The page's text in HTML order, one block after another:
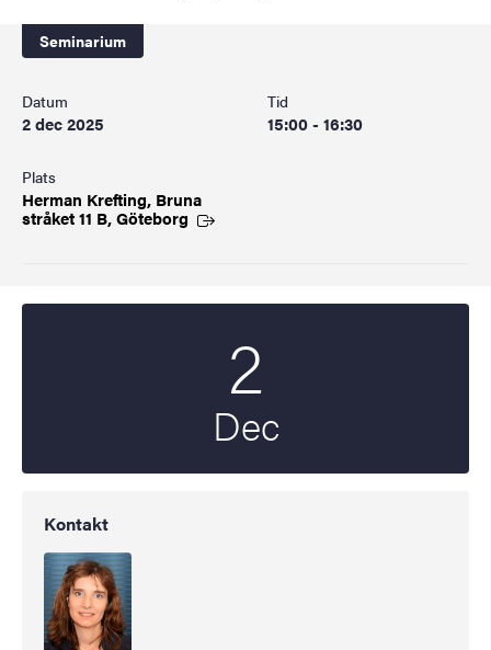
Seminarium
Datum
2 dec 2025
Tid
15:00 - 16:30
Plats
Herman Krefting, Bruna
stråket 11 B,Göteborg
2
Dec
Kontakt